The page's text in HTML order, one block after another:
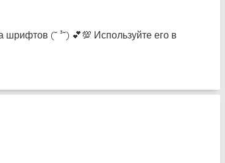
(˘ ³˘) 💕💯 Используйте его в